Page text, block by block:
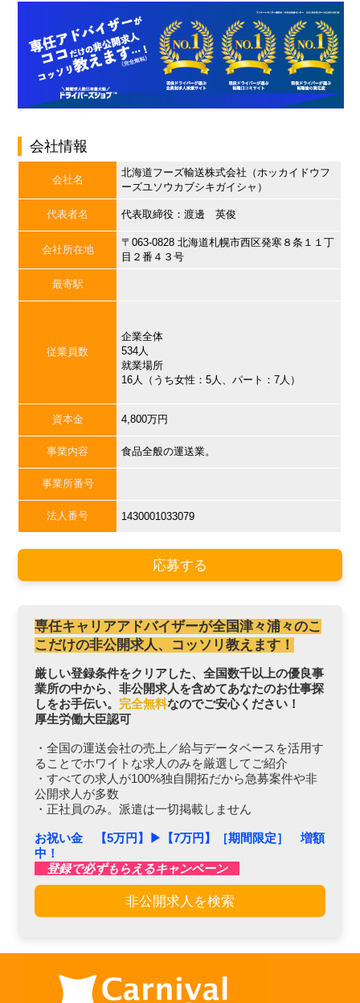
会社情報
会社名
北海道フーズ輸送株式会社（ホッカイドウフ
ーズユソウカブシキガイシャ）
代表者名 代表取締役：渡邊 英俊
会社所在地
〒063-0828 北海道札幌市西区発寒８条１１丁
目２番４３号
最寄駅
従業員数
企業全体
534人
就業場所
16人（うち女性：5人、パート：7人）
資本金 4,800万円
事業内容 食品全般の運送業。
事業所番号
法人番号 1430001033079
応募する
専任キャリアアドバイザーが全国津々浦々のこ
こだけの非公開求人、コッソリ教えます！
厳しい登録条件をクリアした、全国数千以上の優良事
業所の中から、非公開求人を含めてあなたのお仕事探
しをお手伝い。 完全無料なのでご安心ください！
厚生労働大臣認可
・全国の運送会社の売上／給与データベースを活用す
ることでホワイトな求人のみを厳選してご紹介
・すべての求人が100%独自開拓だから急募案件や非
公開求人が多数
・正社員のみ。派遣は一切掲載しません
お祝い金 【5万円】▶︎【7万円】［期間限定］ 増額
中！
登録で必ずもらえるキャンペーン
非公開求人を検索